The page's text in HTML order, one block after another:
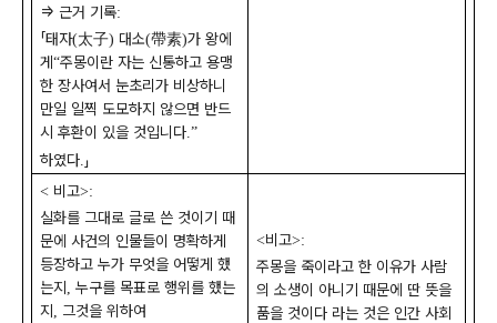
⇒ 근거 기록:
「태자(太子) 대소(帶素)가 왕에
게 “주몽이란 자는 신통하고 용맹
한 장사여서 눈초리가 비상하니
만일 일찍 도모하지 않으면 반드
시 후환이 있을 것입니다.”
하였다. 」
< 비고>:
실화를 그대로 글로 쓴 것이기 때
문에 사건의 인물들이 명확하게
등장하고 누가 무엇을 어떻게 했
는지 , 누구를 목표로 행위를 했는
지 , 그것을 위하여
<비고>:
주몽을 죽이라고 한 이유가 사람
의 소생이 아니기 때문에 딴 뜻을
품을 것이다 라는 것은 인간 사회